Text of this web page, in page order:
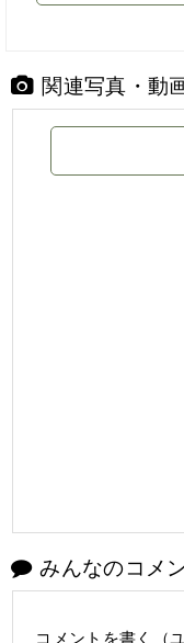
関連写真・動
みんなのコメ
コメントを書く（